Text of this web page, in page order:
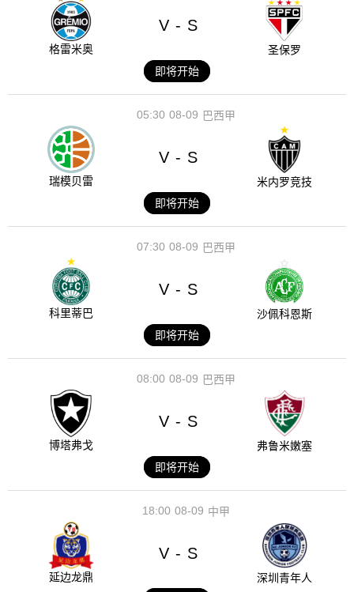
格雷米奥
V - S
圣保罗
即将开始
08-09
05:30 巴西甲
瑞模贝雷
V - S
米内罗竞技
即将开始
08-09
07:30 巴西甲
科里蒂巴
V - S
沙佩科恩斯
即将开始
08-09
08:00 巴西甲
博塔弗戈
V - S
弗鲁米嫩塞
即将开始
08-09
18:00 中甲
延边龙鼎
V - S
深圳青年人